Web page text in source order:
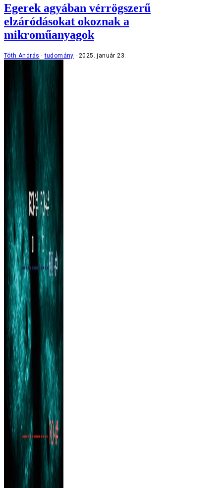
Egerek agyában vérrögszerű
elzáródásokat okoznak a
mikroműanyagok
Tóth András tudomány 2025. január 23.